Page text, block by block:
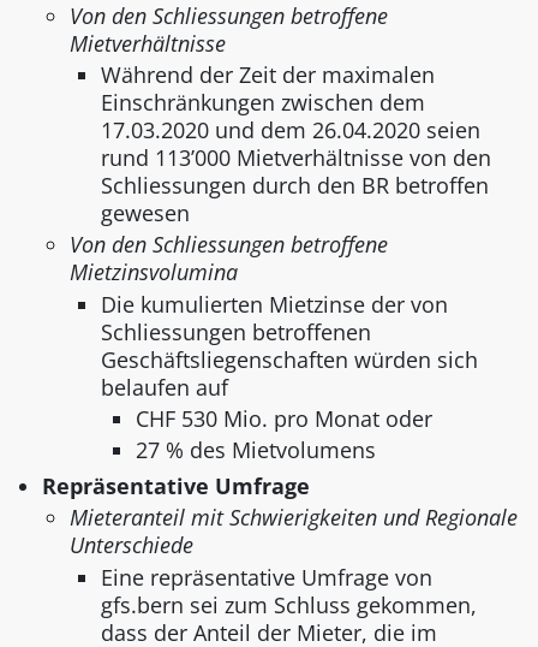
Von den Schliessungen betroffene
Mietverhältnisse
Während der Zeit der maximalen
Einschränkungen zwischen dem
17.03.2020 und dem 26.04.2020 seien
rund 113’000 Mietverhältnisse von den
Schliessungen durch den BR betroffen
gewesen
Von den Schliessungen betroffene
Mietzinsvolumina
Die kumulierten Mietzinse der von
Schliessungen betroffenen
Geschäftsliegenschaften würden sich
belaufen auf
CHF 530 Mio. pro Monat oder
27 % des Mietvolumens
Repräsentative Umfrage
Mieteranteil mit Schwierigkeiten und Regionale
Unterschiede
Eine repräsentative Umfrage von
gfs.bern sei zum Schluss gekommen,
dass der Anteil der Mieter, die im